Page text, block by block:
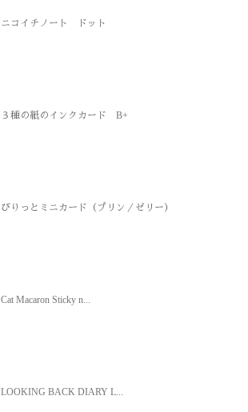
ニコイチノート ドット
３種の紙のインクカード B+
びりっとミニカード（プリン／ゼリー）
Cat Macaron Sticky n...
LOOKING BACK DIARY L...